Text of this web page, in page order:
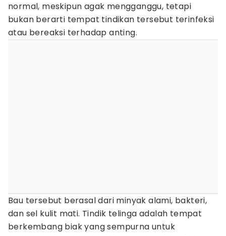
normal, meskipun agak mengganggu, tetapi
bukan berarti tempat tindikan tersebut terinfeksi
atau bereaksi terhadap anting.
Bau tersebut berasal dari minyak alami, bakteri,
dan sel kulit mati. Tindik telinga adalah tempat
berkembang biak yang sempurna untuk